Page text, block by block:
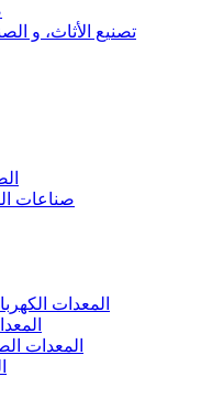
تصنيع الأثاث، و
صناعات
المعدات
المعدات